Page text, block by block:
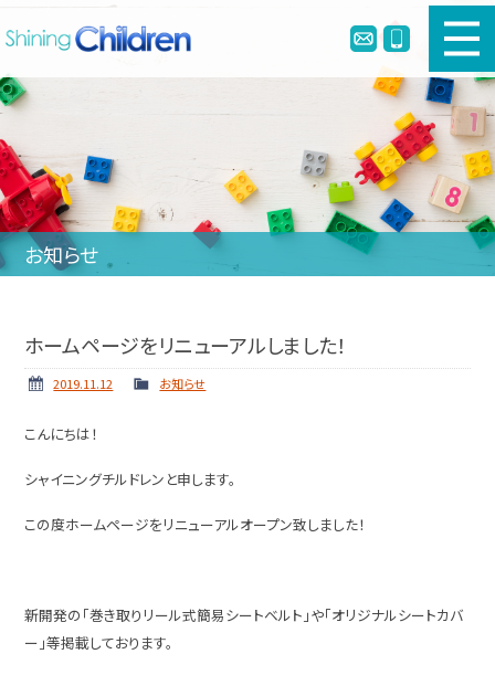
新車幼児バスのご購入
中古幼児バスのご購入
幼児バスとは
リメイク・定員変更・簡易シートベルト
ホーム ニュース
お知らせ
ホームページをリニューアルしました！
2019.11.12 お知らせ
こんにちは！
シャイニングチルドレンと申します。
この度ホームページをリニューアルオープン致しました！
新開発の「巻き取りリール式簡易シートベルト」や「オリジナルシートカバ
ー」等掲載しております。